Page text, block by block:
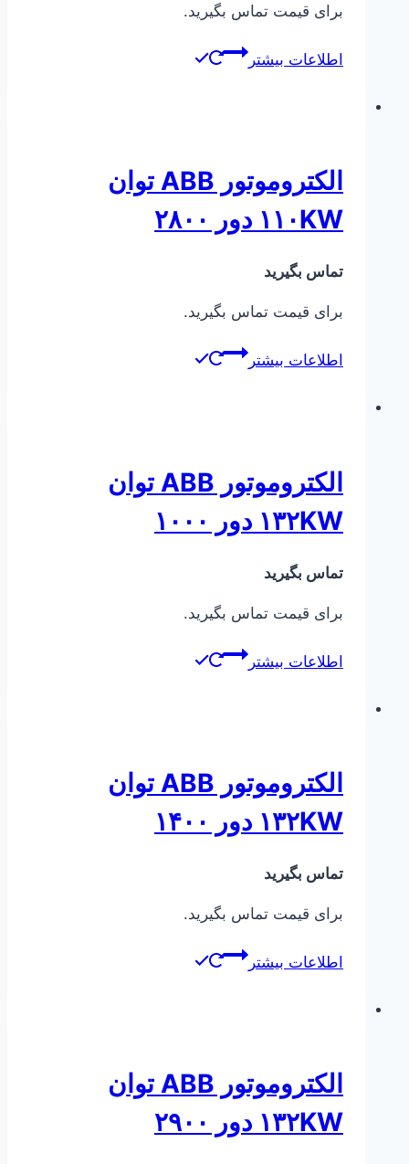
برای قیمت تماس بگیرید.
اطلاعات بیشتر
الکتروموتور ABB توان
۱۱۰KW دور ۲۸۰۰
تماس بگیرید
برای قیمت تماس بگیرید.
اطلاعات بیشتر
الکتروموتور ABB توان
۱۳۲KW دور ۱۰۰۰
تماس بگیرید
برای قیمت تماس بگیرید.
اطلاعات بیشتر
الکتروموتور ABB توان
۱۳۲KW دور ۱۴۰۰
تماس بگیرید
برای قیمت تماس بگیرید.
اطلاعات بیشتر
الکتروموتور ABB توان
۱۳۲KW دور ۲۹۰۰